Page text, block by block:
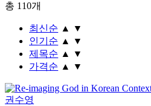
총 110개
최신순 ▲
▼
인기순 ▲
▼
제목순 ▲
▼
가격순 ▲ ▼
권수영